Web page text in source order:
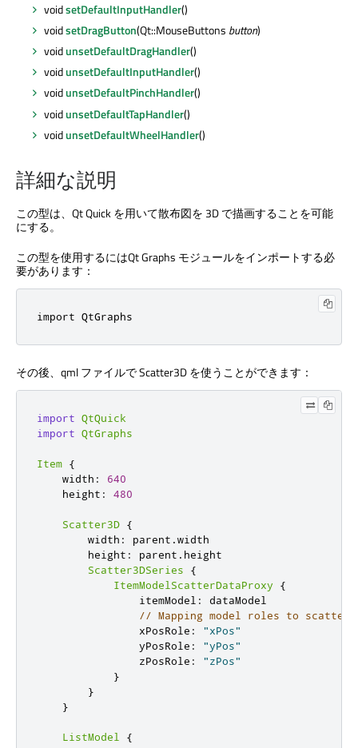
voidsetDefaultInputHandler()
voidsetDragButton(Qt::MouseButtons button)
voidunsetDefaultDragHandler()
voidunsetDefaultInputHandler()
voidunsetDefaultPinchHandler()
voidunsetDefaultTapHandler()
voidunsetDefaultWheelHandler()
詳細な説明
この型は、 Qt Quickを用いて散布図を 3D で描画することを可能
にする。
この型を使用するにはQt Graphs モジュールをインポートする必
要があります：
import QtGraphs
その後、qml ファイルで Scatter3D を使うことができます：
import QtQuick
import QtGraphs
Item {
    width
:
640
    height
: 480
Scatter3D {
        width
: parent .width
        height
: parent . height
Scatter3DSeries
{
ItemModelScatterDataProxy
{
                itemModel
:
dataModel
// Mapping model roles to scatter
                xPosRole
:
"xPos"
                yPosRole
:
"yPos"
                zPosRole
:
"zPos"
}
}
}
ListModel
{